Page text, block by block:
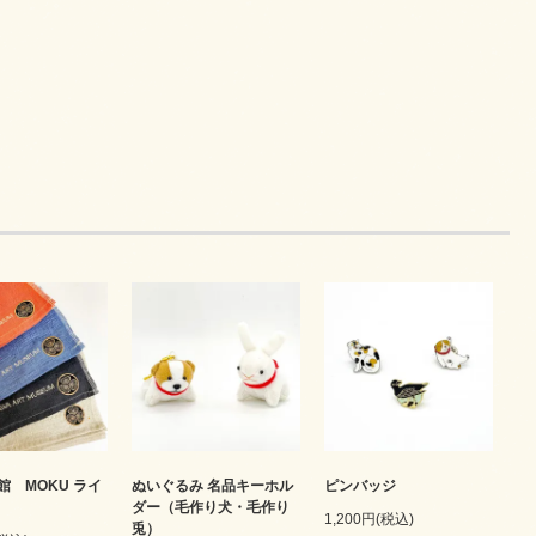
MOKU ライ
ぬいぐるみ 名品キーホル
ダー（毛作り犬・毛作り
兎）
ピンバッジ
1,200円(税込)